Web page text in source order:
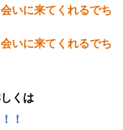
いに来てくれるでち
いに来てくれるでち
くは
！